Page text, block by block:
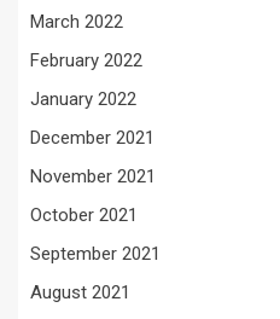
March 2022
February 2022
January 2022
December 2021
November 2021
October 2021
September 2021
August 2021